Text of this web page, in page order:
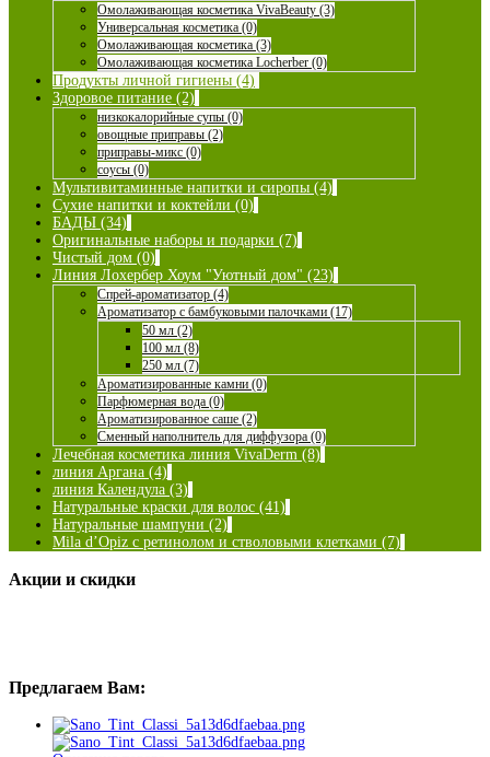
Омолаживающая косметика VivaBeauty (3)
Универсальная косметика (0)
Омолаживающая косметика (3)
Омолаживающая косметика Locherber (0)
Продукты личной гигиены (4)
Здоровое питание (2)
низкокалорийные супы (0)
овощные приправы (2)
приправы-микс (0)
соусы (0)
Мультивитаминные напитки и сиропы (4)
Сухие напитки и коктейли (0)
БАДЫ (34)
Оригинальные наборы и подарки (7)
Чистый дом (0)
Линия Лохербер Хоум "Уютный дом" (23)
Спрей-ароматизатор (4)
Ароматизатор с бамбуковыми палочками (17)
50 мл (2)
100 мл (8)
250 мл (7)
Ароматизированные камни (0)
Парфюмерная вода (0)
Ароматизированное саше (2)
Сменный наполнитель для диффузора (0)
Лечебная косметика линия VivaDerm (8)
линия Аргана (4)
линия Календула (3)
Натуральные краски для волос (41)
Натуральные шампуни (2)
Mila d’Opiz с ретинолом и стволовыми клетками (7)
Акции и скидки
Предлагаем Вам: